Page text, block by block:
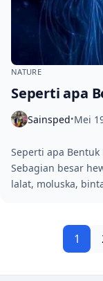
NATURE
Seperti apa
Sainsped•Mei
Seperti apa
Sebagian besar
lalat, moluska,
1